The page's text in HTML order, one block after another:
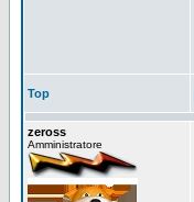
Top
zeross
Amministratore